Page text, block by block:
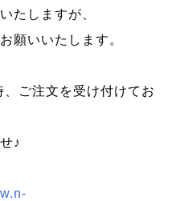
たしますが、
願いいたします。
ご注文を受け付けてお
♪